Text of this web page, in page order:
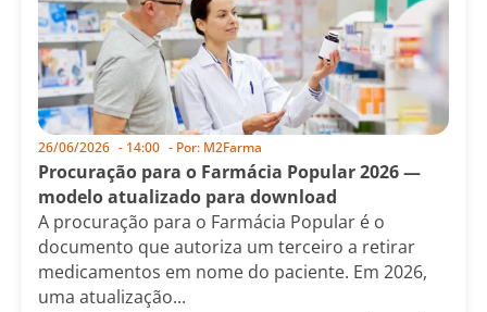
26/06/2026 - 14:00 - Por: M2Farma
Procuração para o Farmácia Popular 2026 —
modelo atualizado para download
A procuração para o Farmácia Popular é o
documento que autoriza um terceiro a retirar
medicamentos em nome do paciente. Em 2026,
uma atualização...